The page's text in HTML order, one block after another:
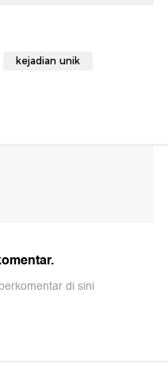
kejadian unik
di sini